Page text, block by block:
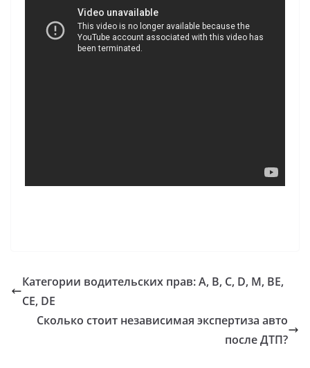
Категории водительских прав: A, B, C, D, М, BE,
CE, DE
Сколько стоит независимая экспертиза авто
после ДТП?